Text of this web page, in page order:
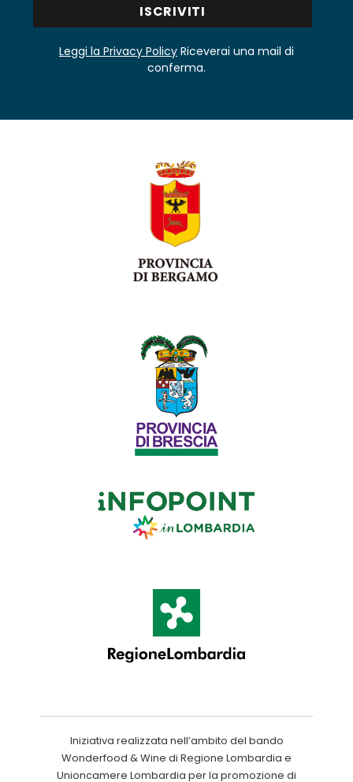
Leggi la Privacy Policy Riceverai una mail di
conferma.
Iniziativa realizzata nell’ambito del bando
Wonderfood & Wine di Regione Lombardia e
Unioncamere Lombardia per la promozione di